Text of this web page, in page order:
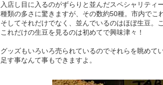
入店し目に入るのがずらりと並んだスペシャリティー
種類の多さに驚きますが、その数約50種。市内でこ
そしてそれだけでなく、並んでいるのはほぼ生豆。
これだけの生豆を見るのは初めてで興味津々！
グッズもいろいろ売られているのでそれらを眺めて
足す事なんて事もできますよ。